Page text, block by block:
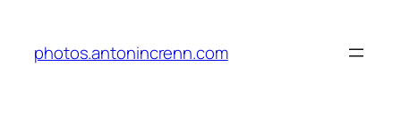
contenu
photos.antonincrenn.com